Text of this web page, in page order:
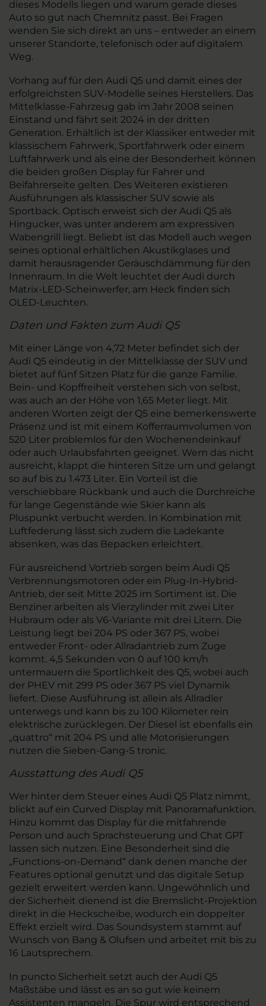
dieses Modells liegen und warum gerade dieses
Auto so gut nach Chemnitz passt. Bei Fragen
wenden Sie sich direkt an uns – entweder an einem
unserer Standorte, telefonisch oder auf digitalem
Weg.
Vorhang auf für den Audi Q5 und damit eines der
erfolgreichsten SUV-Modelle seines Herstellers. Das
Mittelklasse-Fahrzeug gab im Jahr 2008 seinen
Einstand und fährt seit 2024 in der dritten
Generation. Erhältlich ist der Klassiker entweder mit
klassischem Fahrwerk, Sportfahrwerk oder einem
Luftfahrwerk und als eine der Besonderheit können
die beiden großen Display für Fahrer und
Beifahrerseite gelten. Des Weiteren existieren
Ausführungen als klassischer SUV sowie als
Sportback. Optisch erweist sich der Audi Q5 als
Hingucker, was unter anderem am expressiven
Wabengrill liegt. Beliebt ist das Modell auch wegen
seines optional erhältlichen Akustikglases und
damit herausragender Geräuschdämmung für den
Innenraum. In die Welt leuchtet der Audi durch
Matrix-LED-Scheinwerfer, am Heck finden sich
OLED-Leuchten.
Daten und Fakten zum Audi Q5
Mit einer Länge von 4,72 Meter befindet sich der
Audi Q5 eindeutig in der Mittelklasse der SUV und
bietet auf fünf Sitzen Platz für die ganze Familie.
Bein- und Kopffreiheit verstehen sich von selbst,
was auch an der Höhe von 1,65 Meter liegt. Mit
anderen Worten zeigt der Q5 eine bemerkenswerte
Präsenz und ist mit einem Kofferraumvolumen von
520 Liter problemlos für den Wochenendeinkauf
oder auch Urlaubsfahrten geeignet. Wem das nicht
ausreicht, klappt die hinteren Sitze um und gelangt
so auf bis zu 1.473 Liter. Ein Vorteil ist die
verschiebbare Rückbank und auch die Durchreiche
für lange Gegenstände wie Skier kann als
Pluspunkt verbucht werden. In Kombination mit
Luftfederung lässt sich zudem die Ladekante
absenken, was das Bepacken erleichtert.
Für ausreichend Vortrieb sorgen beim Audi Q5
Verbrennungsmotoren oder ein Plug-In-Hybrid-
Antrieb, der seit Mitte 2025 im Sortiment ist. Die
Benziner arbeiten als Vierzylinder mit zwei Liter
Hubraum oder als V6-Variante mit drei Litern. Die
Leistung liegt bei 204 PS oder 367 PS, wobei
entweder Front- oder Allradantrieb zum Zuge
kommt. 4,5 Sekunden von 0 auf 100 km/h
untermauern die Sportlichkeit des Q5, wobei auch
der PHEV mit 299 PS oder 367 PS viel Dynamik
liefert. Diese Ausführung ist allein als Allradler
unterwegs und kann bis zu 100 Kilometer rein
elektrische zurücklegen. Der Diesel ist ebenfalls ein
„quattro“ mit 204 PS und alle Motorisierungen
nutzen die Sieben-Gang-S tronic.
Ausstattung des Audi Q5
Wer hinter dem Steuer eines Audi Q5 Platz nimmt,
blickt auf ein Curved Display mit Panoramafunktion.
Hinzu kommt das Display für die mitfahrende
Person und auch Sprachsteuerung und Chat GPT
lassen sich nutzen. Eine Besonderheit sind die
„Functions-on-Demand“ dank denen manche der
Features optional genutzt und das digitale Setup
gezielt erweitert werden kann. Ungewöhnlich und
der Sicherheit dienend ist die Bremslicht-Projektion
direkt in die Heckscheibe, wodurch ein doppelter
Effekt erzielt wird. Das Soundsystem stammt auf
Wunsch von Bang & Olufsen und arbeitet mit bis zu
16 Lautsprechern.
In puncto Sicherheit setzt auch der Audi Q5
Maßstäbe und lässt es an so gut wie keinem
Assistenten mangeln. Die Spur wird entsprechend